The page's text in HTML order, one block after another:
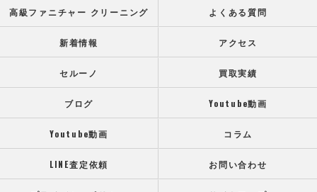
高級ファニチャー クリーニング よくある質問
新着情報 アクセス
セルーノ 買取実績
ブログ Youtube動画
Youtube動画 コラム
LINE査定依頼 お問い合わせ